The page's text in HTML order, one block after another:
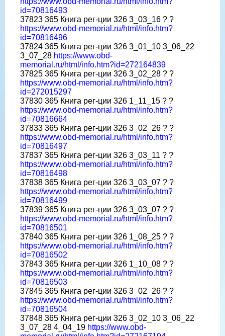
id=70816493
37823 365 Книга рег-ции 326 3_03_16 ? ?
https://www.obd-memorial.ru/html/info.htm?
id=70816496
37824 365 Книга рег-ции 326 3_01_10 3_06_22
3_07_28 https://www.obd-
memorial.ru/html/info.htm?id=272164839
37825 365 Книга рег-ции 326 3_02_28 ? ?
https://www.obd-memorial.ru/html/info.htm?
id=272015297
37830 365 Книга рег-ции 326 1_11_15 ? ?
https://www.obd-memorial.ru/html/info.htm?
id=70816664
37833 365 Книга рег-ции 326 3_02_26 ? ?
https://www.obd-memorial.ru/html/info.htm?
id=70816497
37837 365 Книга рег-ции 326 3_03_11 ? ?
https://www.obd-memorial.ru/html/info.htm?
id=70816498
37838 365 Книга рег-ции 326 3_03_07 ? ?
https://www.obd-memorial.ru/html/info.htm?
id=70816499
37839 365 Книга рег-ции 326 3_03_07 ? ?
https://www.obd-memorial.ru/html/info.htm?
id=70816501
37840 365 Книга рег-ции 326 1_08_25 ? ?
https://www.obd-memorial.ru/html/info.htm?
id=70816502
37843 365 Книга рег-ции 326 1_10_08 ? ?
https://www.obd-memorial.ru/html/info.htm?
id=70816503
37845 365 Книга рег-ции 326 3_02_26 ? ?
https://www.obd-memorial.ru/html/info.htm?
id=70816504
37848 365 Книга рег-ции 326 3_02_10 3_06_22
3_07_28 4_04_19 https://www.obd-